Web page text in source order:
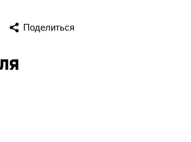
Поделиться